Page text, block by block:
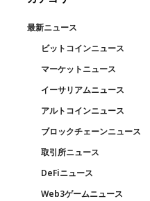
最新ニュース
ビットコインニュース
マーケットニュース
イーサリアムニュース
アルトコインニュース
ブロックチェーンニュース
取引所ニュース
DeFiニュース
Web3ゲームニュース